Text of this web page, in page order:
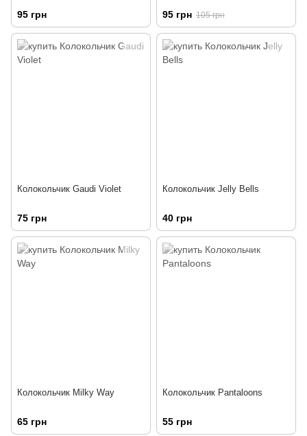
95 грн 95 грн 105 грн
Колокольчик Gaudi Violet
75 грн
Колокольчик Jelly Bells
40 грн
Колокольчик Milky Way
65 грн
Колокольчик Pantaloons
55 грн